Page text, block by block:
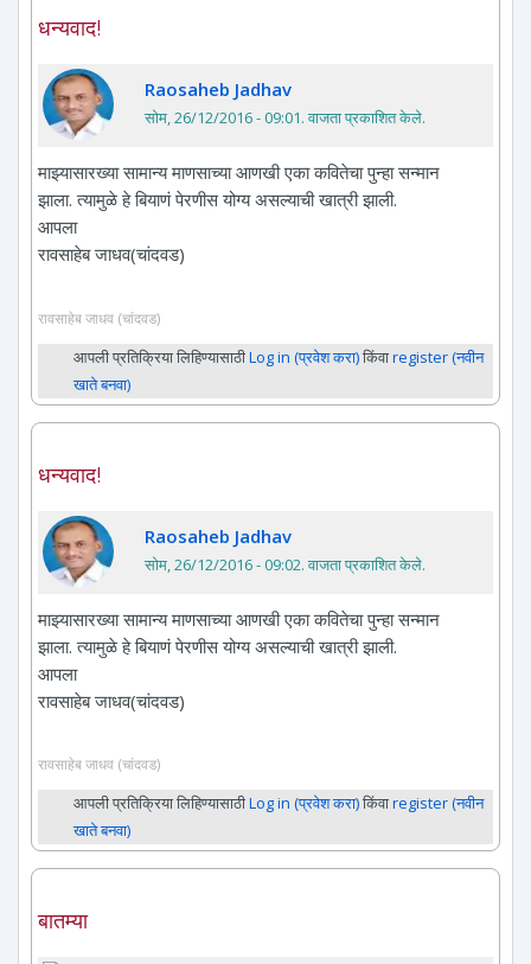
धन्यवाद!
Raosaheb Jadhav
सोम, 26/12/2016 - 09:01. वाजता प्रकाशित केले.
माझ्यासारख्या सामान्य माणसाच्या आणखी एका कवितेचा पुन्हा सन्मान
झाला. त्यामुळे हे बियाणं पेरणीस योग्य असल्याची खात्री झाली.
आपला
रावसाहेब जाधव(चांदवड)
रावसाहेब जाधव (चांदवड)
आपली प्रतिक्रिया लिहिण्यासाठीLog in (प्रवेश करा)किंवाregister (नवीन
खाते बनवा)
धन्यवाद!
Raosaheb Jadhav
सोम, 26/12/2016 - 09:02. वाजता प्रकाशित केले.
माझ्यासारख्या सामान्य माणसाच्या आणखी एका कवितेचा पुन्हा सन्मान
झाला. त्यामुळे हे बियाणं पेरणीस योग्य असल्याची खात्री झाली.
आपला
रावसाहेब जाधव(चांदवड)
रावसाहेब जाधव (चांदवड)
आपली प्रतिक्रिया लिहिण्यासाठीLog in (प्रवेश करा)किंवाregister (नवीन
खाते बनवा)
बातम्या